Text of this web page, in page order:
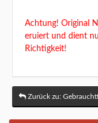
Achtung! Original
eruiert und dient
Richtigkeit!
Zurück zu: